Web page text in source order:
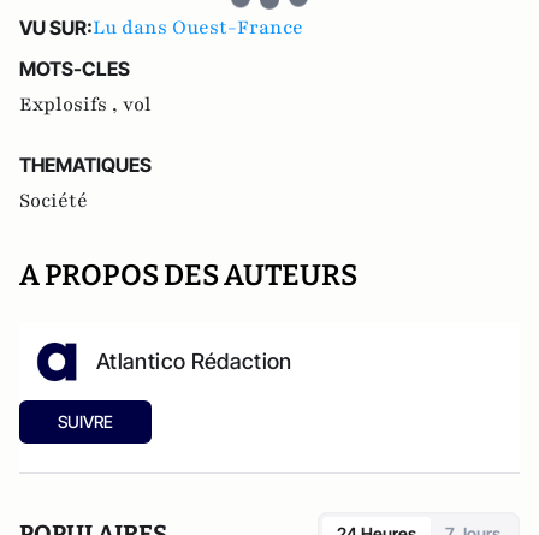
VU SUR:Lu dans Ouest-France
MOTS-CLES
Explosifs , vol
THEMATIQUES
Société
A PROPOS DES AUTEURS
Atlantico Rédaction
SUIVRE